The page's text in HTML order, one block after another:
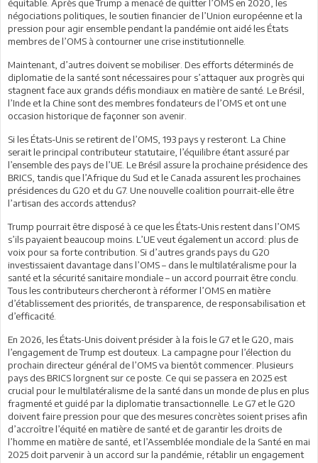
équitable. Après que Trump a menacé de quitter l’OMS en 2020, les
négociations politiques, le soutien financier de l’Union européenne et la
pression pour agir ensemble pendant la pandémie ont aidé les États
membres de l’OMS à contourner une crise institutionnelle.
Maintenant, d’autres doivent se mobiliser. Des efforts déterminés de
diplomatie de la santé sont nécessaires pour s’attaquer aux progrès qui
stagnent face aux grands défis mondiaux en matière de santé. Le Brésil,
l’Inde et la Chine sont des membres fondateurs de l’OMS et ont une
occasion historique de façonner son avenir.
Si les États-Unis se retirent de l’OMS, 193 pays y resteront. La Chine
serait le principal contributeur statutaire, l’équilibre étant assuré par
l’ensemble des pays de l’UE. Le Brésil assure la prochaine présidence des
BRICS, tandis que l’Afrique du Sud et le Canada assurent les prochaines
présidences du G20 et du G7. Une nouvelle coalition pourrait-elle être
l’artisan des accords attendus?
Trump pourrait être disposé à ce que les États-Unis restent dans l’OMS
s’ils payaient beaucoup moins. L’UE veut également un accord: plus de
voix pour sa forte contribution. Si d’autres grands pays du G20
investissaient davantage dans l’OMS – dans le multilatéralisme pour la
santé et la sécurité sanitaire mondiale – un accord pourrait être conclu.
Tous les contributeurs chercheront à réformer l’OMS en matière
d’établissement des priorités, de transparence, de responsabilisation et
d’efficacité.
En 2026, les États-Unis doivent présider à la fois le G7 et le G20, mais
l’engagement de Trump est douteux. La campagne pour l’élection du
prochain directeur général de l’OMS va bientôt commencer. Plusieurs
pays des BRICS lorgnent sur ce poste. Ce qui se passera en 2025 est
crucial pour le multilatéralisme de la santé dans un monde de plus en plus
fragmenté et guidé par la diplomatie transactionnelle. Le G7 et le G20
doivent faire pression pour que des mesures concrètes soient prises afin
d’accroître l’équité en matière de santé et de garantir les droits de
l’homme en matière de santé, et l’Assemblée mondiale de la Santé en mai
2025 doit parvenir à un accord sur la pandémie, rétablir un engagement